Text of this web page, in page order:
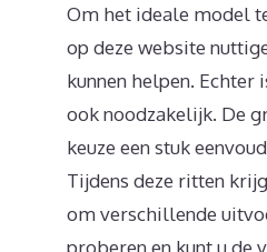
Om het ideale model
op deze website
kunnen helpen. Echter
ook noodzakelijk. De
keuze een stuk
Tijdens deze ritten
om verschillende
proberen en kunt u de